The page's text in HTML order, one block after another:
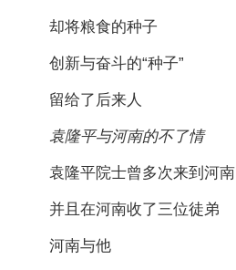
却将粮食的种子
创新与奋斗的“种子”
留给了后来人
袁隆平与河南的不了情
袁隆平院士曾多次来到河南
并且在河南收了三位徒弟
河南与他